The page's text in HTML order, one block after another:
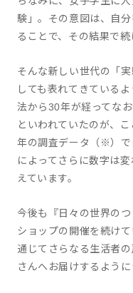
験」。その意図は、自
ることで、その結果で続
そんな新しい世代の「
しても表れてきている
法から30年が経ってな
といわれていたのが、
年の調査データ（※）で
によってさらに数字は
えています。
今後も『日々の世界の
ショップの開催を続け
通じてさらなる生活者
さんへお届けするよう